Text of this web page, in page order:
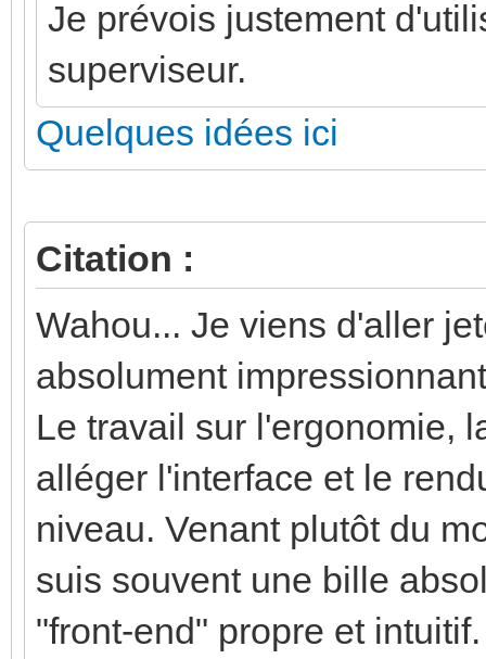
Je prévois justement
superviseur.
Quelques idées ici
Citation :
Wahou... Je viens d'aller
absolument
Le travail sur l'ergonomie,
alléger l'interface et le
niveau. Venant plutôt du
suis souvent une bille
"front-end" propre et